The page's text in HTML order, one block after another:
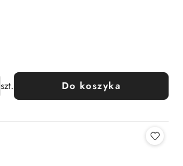
szt. Do koszyka